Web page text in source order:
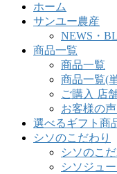
ホーム
サンユー農産
NEWS・
商品一覧
商品一覧
商品一覧(
ご購入 店
お客様の
選べるギフト商
シソのこだわり
シソのこだ
シソジュ